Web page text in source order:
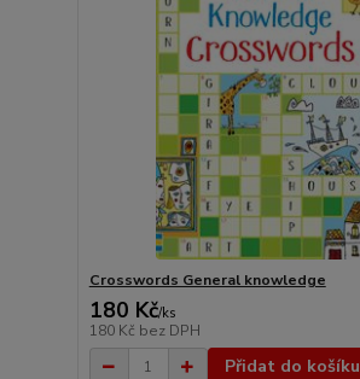
Crosswords General knowledge
180 Kč/ks
180 Kč bez DPH
Přidat do košíku